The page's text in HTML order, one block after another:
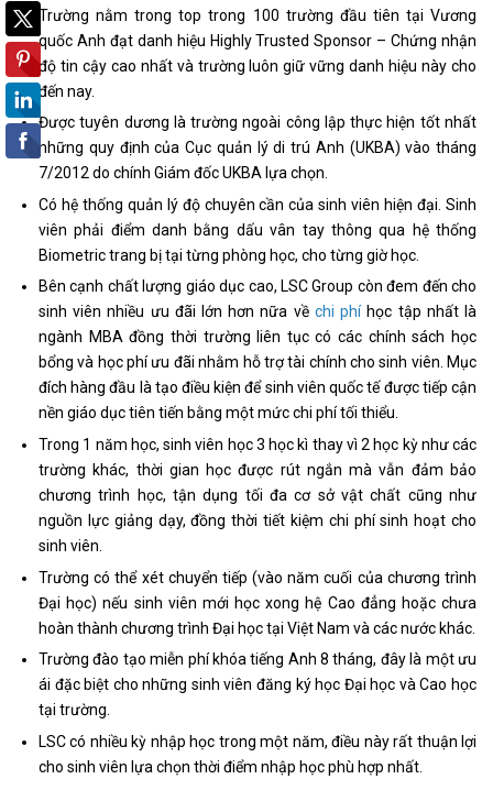
Trường nằm trong top trong 100 trường đầu tiên tại Vương
quốc Anh đạt danh hiệu Highly Trusted Sponsor – Chứng nhận
độ tin cậy cao nhất và trường luôn giữ vững danh hiệu này cho
đến nay.
Được tuyên dương là trường ngoài công lập thực hiện tốt nhất
những quy định của Cục quản lý di trú Anh (UKBA) vào tháng
7/2012 do chính Giám đốc UKBA lựa chọn.
Có hệ thống quản lý độ chuyên cần của sinh viên hiện đại. Sinh
viên phải điểm danh bằng dấu vân tay thông qua hệ thống
Biometric trang bị tại từng phòng học, cho từng giờ học.
Bên cạnh chất lượng giáo dục cao, LSC Group còn đem đến cho
sinh viên nhiều ưu đãi lớn hơn nữa về chi phíhọc tập nhất là
ngành MBA đồng thời trường liên tục có các chính sách học
bổng và học phí ưu đãi nhằm hỗ trợ tài chính cho sinh viên. Mục
đích hàng đầu là tạo điều kiện để sinh viên quốc tế được tiếp cận
nền giáo dục tiên tiến bằng một mức chi phí tối thiểu.
Trong 1 năm học, sinh viên học 3 học kì thay vì 2 học kỳ như các
trường khác, thời gian học được rút ngắn mà vẫn đảm bảo
chương trình học, tận dụng tối đa cơ sở vật chất cũng như
nguồn lực giảng dạy, đồng thời tiết kiệm chi phí sinh hoạt cho
sinh viên.
Trường có thể xét chuyển tiếp (vào năm cuối của chương trình
Đại học) nếu sinh viên mới học xong hệ Cao đẳng hoặc chưa
hoàn thành chương trình Đại học tại Việt Nam và các nước khác.
Trường đào tạo miễn phí khóa tiếng Anh 8 tháng, đây là một ưu
ái đặc biệt cho những sinh viên đăng ký học Đại học và Cao học
tại trường.
LSC có nhiều kỳ nhập học trong một năm, điều này rất thuận lợi
cho sinh viên lựa chọn thời điểm nhập học phù hợp nhất.